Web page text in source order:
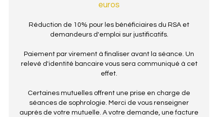
euros
Réduction de 10% pour les bénéficiaires du RSA et
demandeurs d'emploi sur justificatifs.
Paiement par virement à finaliser avant la séance. Un
relevé d'identité bancaire vous sera communiqué à cet
effet.
Certaines mutuelles offrent une prise en charge de
séances de sophrologie. Merci de vous renseigner
auprès de votre mutuelle. A votre demande, une facture